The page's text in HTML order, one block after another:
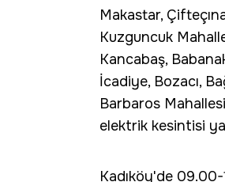
Makastar,
Kuzguncuk
Kancabaş,
İcadiye, Bozacı,
Barbaros
elektrik kesintisi
Kadıköy'de 09.00-